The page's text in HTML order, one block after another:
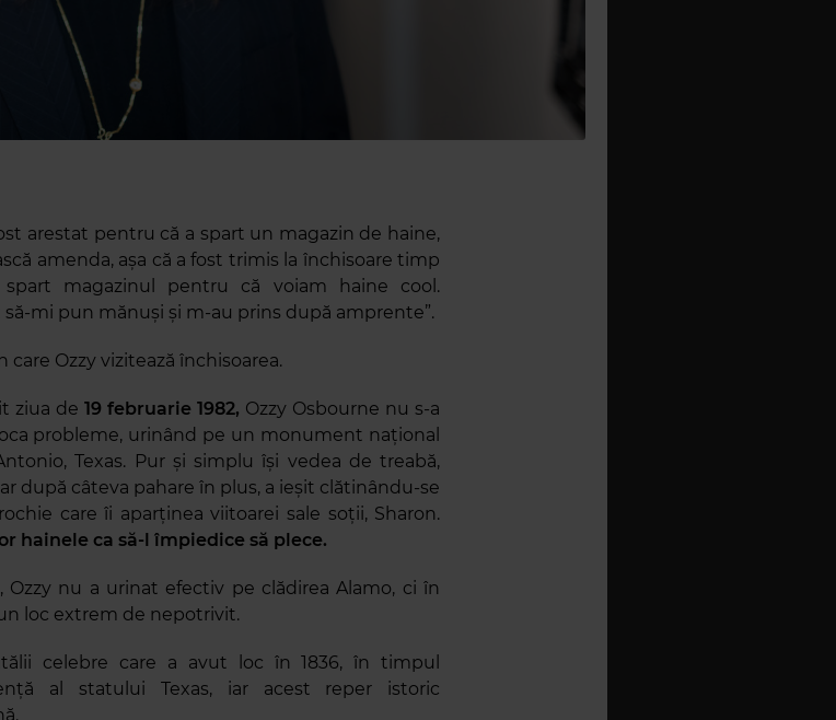
arestat pentru că a spart un magazin de haine,
amenda, așa că a fost trimis la închisoare timp
spart magazinul pentru că voiam haine cool.
mi pun mănuși și m-au prins după amprente”.
Ozzy vizitează închisoarea.
ziua de19 februarie 1982, Ozzy Osbourne nu s-a
probleme, urinând pe un monument național
Texas. Pur și simplu își vedea de treabă,
după câteva pahare în plus, a ieșit clătinându-se
care îi aparținea viitoarei sale soții, Sharon.
hainele ca să-l împiedice să plece.
nu a urinat efectiv pe clădirea Alamo, ci în
loc extrem de nepotrivit.
celebre care a avut loc în 1836, în timpul
al statului Texas, iar acest reper istoric